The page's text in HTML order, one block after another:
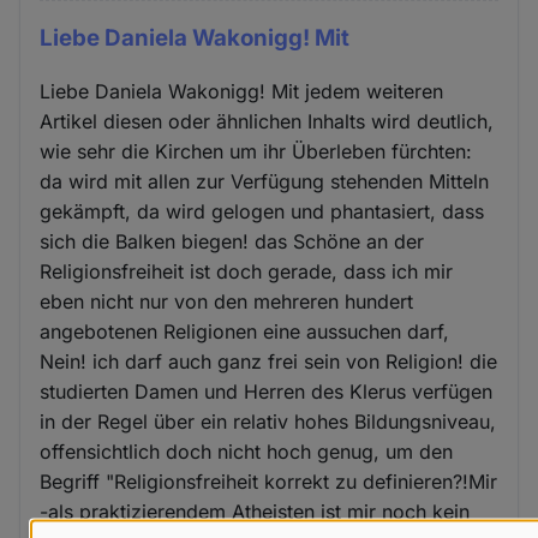
Liebe Daniela Wakonigg! Mit
Liebe Daniela Wakonigg! Mit jedem weiteren
Artikel diesen oder ähnlichen Inhalts wird deutlich,
wie sehr die Kirchen um ihr Überleben fürchten:
da wird mit allen zur Verfügung stehenden Mitteln
gekämpft, da wird gelogen und phantasiert, dass
sich die Balken biegen! das Schöne an der
Religionsfreiheit ist doch gerade, dass ich mir
eben nicht nur von den mehreren hundert
angebotenen Religionen eine aussuchen darf,
Nein! ich darf auch ganz frei sein von Religion! die
studierten Damen und Herren des Klerus verfügen
in der Regel über ein relativ hohes Bildungsniveau,
offensichtlich doch nicht hoch genug, um den
Begriff "Religionsfreiheit korrekt zu definieren?!Mir
-als praktizierendem Atheisten ist mir noch kein